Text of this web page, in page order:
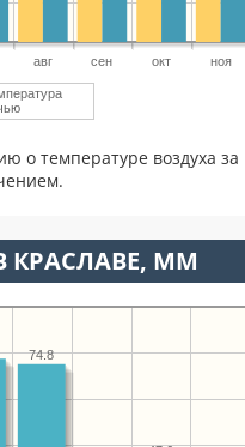
авг сен окт ноя
о температуре воздуха за
КРАСЛАВЕ, ММ
74.8